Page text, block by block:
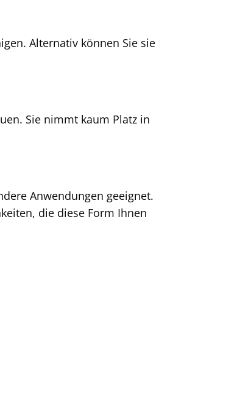
Alternativ können Sie sie
Sie nimmt kaum Platz in
Anwendungen geeignet.
die diese Form Ihnen